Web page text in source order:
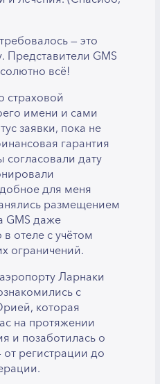
— это
Представители GMS
всё!
страховой
имени и сами
заявки, пока не
гарантия
дату
для меня
размещением
GMS даже
отеле с учётом
ограничений.
Ларнаки
с
которая
на протяжении
и позаботилась о
регистрации до